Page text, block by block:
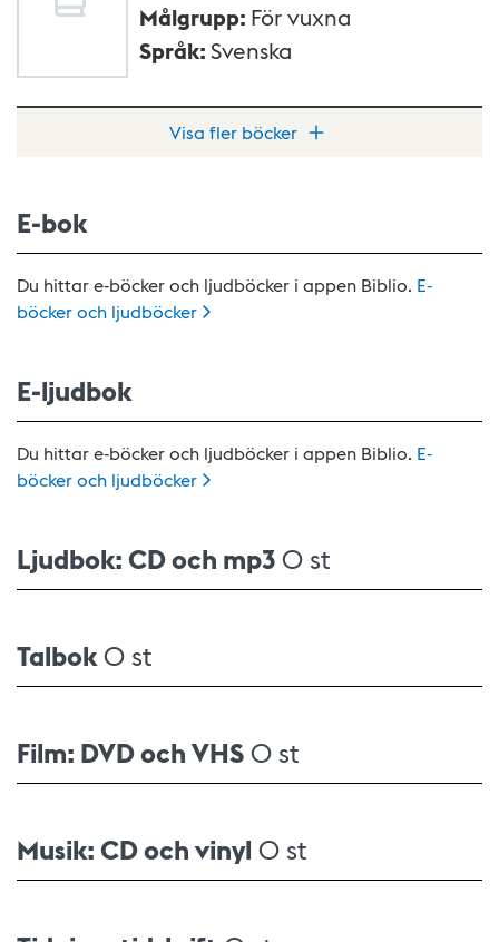
Målgrupp: För vuxna
Språk:Svenska
Visa fler böcker
E-bok
Du hittar e-böcker och ljudböcker i appen Biblio. E-
böcker och ljudböcker
E-ljudbok
Du hittar e-böcker och ljudböcker i appen Biblio. E-
böcker och ljudböcker
Ljudbok: CD och mp30 st
Talbok0 st
Film: DVD och VHS0 st
Musik: CD och vinyl 0 st